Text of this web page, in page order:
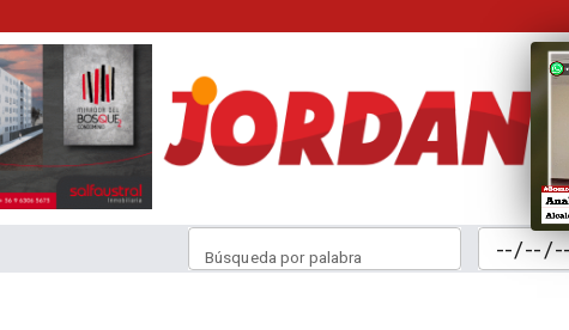
Búsqueda por palabra